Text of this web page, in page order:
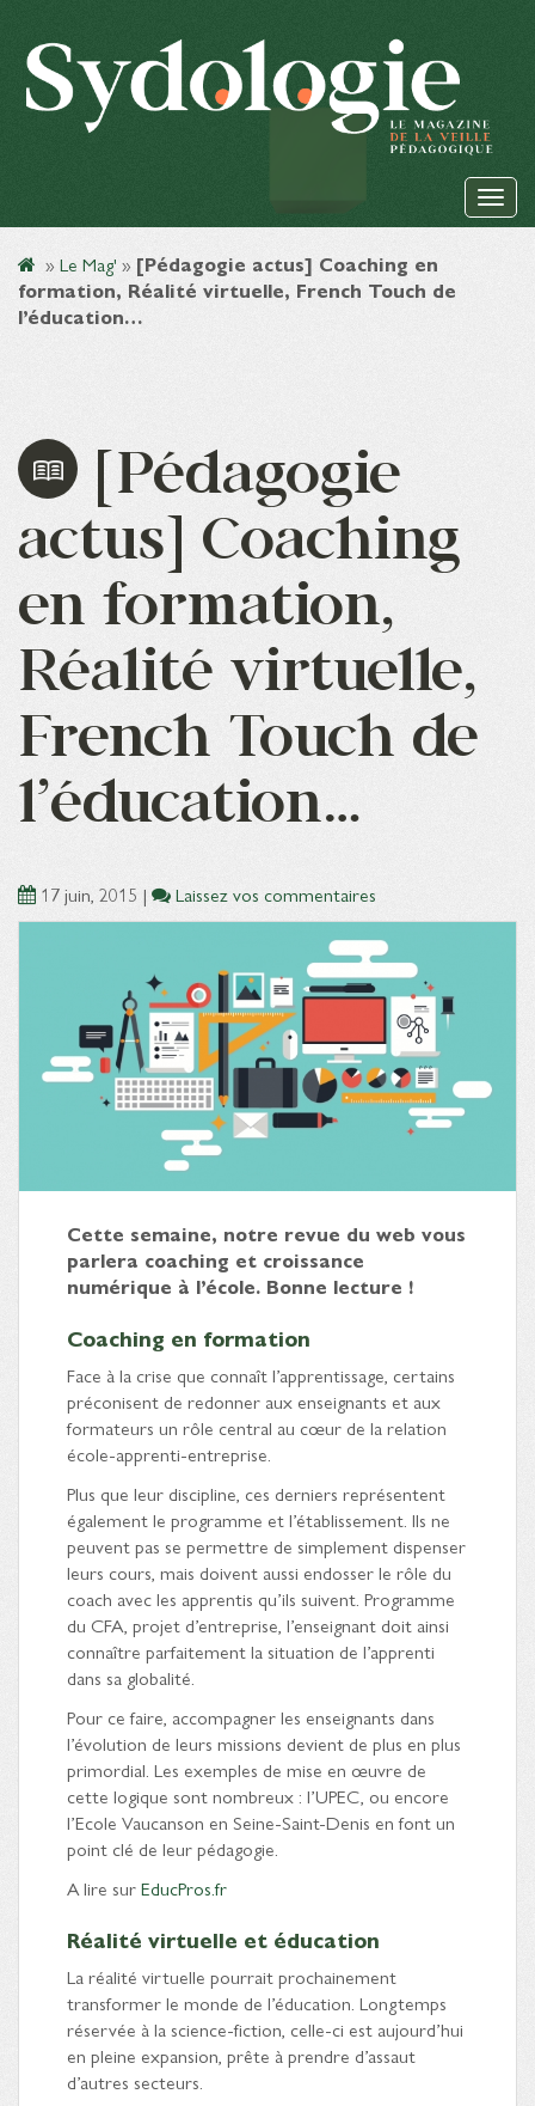
» Le Mag' » [Pédagogie actus] Coaching en
formation, Réalité virtuelle, French Touch de
l’éducation…
[Pédagogie
actus] Coaching
en formation,
Réalité virtuelle,
French Touch de
l’éducation…
17 juin, 2015 | Laissez vos commentaires
Cette semaine, notre revue du web vous
parlera coaching et croissance
numérique à l’école. Bonne lecture !
Coaching en formation
Face à la crise que connaît l’apprentissage, certains
préconisent de redonner aux enseignants et aux
formateurs un rôle central au cœur de la relation
école-apprenti-entreprise.
Plus que leur discipline, ces derniers représentent
également le programme et l’établissement. Ils ne
peuvent pas se permettre de simplement dispenser
leurs cours, mais doivent aussi endosser le rôle du
coach avec les apprentis qu’ils suivent. Programme
du CFA, projet d’entreprise, l’enseignant doit ainsi
connaître parfaitement la situation de l’apprenti
dans sa globalité.
Pour ce faire, accompagner les enseignants dans
l’évolution de leurs missions devient de plus en plus
primordial. Les exemples de mise en œuvre de
cette logique sont nombreux : l’UPEC, ou encore
l’Ecole Vaucanson en Seine-Saint-Denis en font un
point clé de leur pédagogie.
A lire surEducPros.fr
Réalité virtuelle et éducation
La réalité virtuelle pourrait prochainement
transformer le monde de l’éducation. Longtemps
réservée à la science-fiction, celle-ci est aujourd’hui
en pleine expansion, prête à prendre d’assaut
d’autres secteurs.